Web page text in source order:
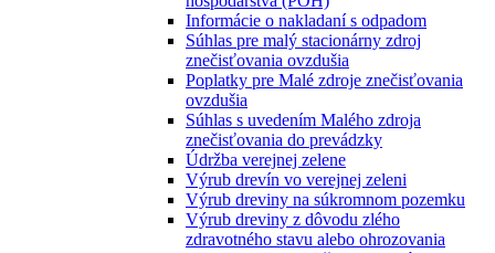
Informácie o nakladaní s odpadom
Súhlas pre malý stacionárny zdroj
znečisťovania ovzdušia
Poplatky pre Malé zdroje znečisťovania
ovzdušia
Súhlas s uvedením Malého zdroja
znečisťovania do prevádzky
Údržba verejnej zelene
Výrub drevín vo verejnej zeleni
Výrub dreviny na súkromnom pozemku
Výrub dreviny z dôvodu zlého
zdravotného stavu alebo ohrozovania